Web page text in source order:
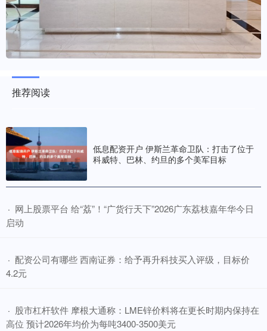
推荐阅读
低息配资开户 伊斯兰革命卫队：打击了位于
科威特、巴林、约旦的多个美军目标
· ​网上股票平台 给“荔”！“广货行天下”2026广东荔枝嘉年华今日
启动
· ​配资公司有哪些 西南证券：给予再升科技买入评级，目标价
4.2元
· ​股市杠杆软件 摩根大通称：LME锌价料将在更长时期内保持在
高位 预计2026年均价为每吨3400-3500美元